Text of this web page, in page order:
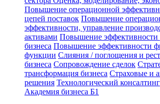
Повышение операционной
цепей поставок Повышение
эффективности, управление
активами Повышение эффективности
бизнеса Повышение эффективности
функции Слияния / поглощения и
бизнеса Сопровождение сделок
трансформация бизнеса Страховые и
решения Технологический консалтинг
Академия бизнеса Б1